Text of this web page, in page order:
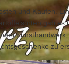
und Kaufen.
gab es
zu